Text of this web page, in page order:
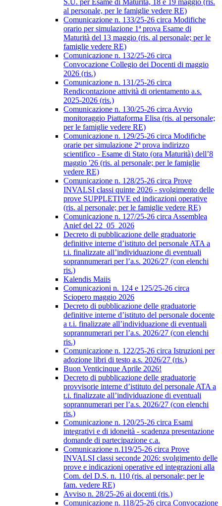
S.U. per Esame di Maturità, 18 e 19 maggio (ris.
al personale, per le famiglie vedere RE)
Comunicazione n. 133/25-26 circa Modifiche
orario per simulazione 1ª prova Esame di
Maturità del 13 maggio (ris. al personale; per le
famiglie vedere RE)
Comunicazione n. 132/25-26 circa
Convocazione Collegio dei Docenti di maggio
2026 (ris.)
Comunicazione n. 131/25-26 circa
Rendicontazione attività di orientamento a.s.
2025-2026 (ris.)
Comunicazione n. 130/25-26 circa Avvio
monitoraggio Piattaforma Elisa (ris. al personale;
per le famiglie vedere RE)
Comunicazione n. 129/25-26 circa Modifiche
orarie per simulazione 2ª prova indirizzo
scientifico - Esame di Stato (ora Maturità) dell’8
maggio '26 (ris. al personale; per le famiglie
vedere RE)
Comunicazione n. 128/25-26 circa Prove
INVALSI classi quinte 2026 - svolgimento delle
prove SUPPLETIVE ed indicazioni operative
(ris. al personale; per le famiglie vedere RE)
Comunicazione n. 127/25-26 circa Assemblea
Anief del 22_05_2026
Decreto di pubblicazione delle graduatorie
definitive interne d’istituto del personale ATA a
t.i. finalizzate all’individuazione di eventuali
soprannumerari per l’a.s. 2026/27 (con elenchi
ris.)
Kalendis Maiis
Comunicazioni n. 124 e 125/25-26 circa
Sciopero maggio 2026
Decreto di pubblicazione delle graduatorie
definitive interne d’istituto del personale docente
a t.i. finalizzate all’individuazione di eventuali
soprannumerari per l’a.s. 2026/27 (con elenchi
ris.)
Comunicazione n. 122/25-26 circa Istruzioni per
adozione libri di testo a.s. 2026/27 (ris.)
Buon Venticinque Aprile 2026!
Decreto di pubblicazione delle graduatorie
provvisorie interne d’istituto del personale ATA a
t.i. finalizzate all’individuazione di eventuali
soprannumerari per l’a.s. 2026/27 (con elenchi
ris.)
Comunicazione n. 120/25-26 circa Esami
integrativi e di idoneità - scadenza presentazione
domande di partecipazione c.a.
Comunicazione n.119/25-26 circa Prove
INVALSI classi seconde 2026: svolgimento delle
prove e indicazioni operative ed integrazioni alla
Com. del D.S. n. 110 (ris. al personale; per le
fam. vedere RE)
Avviso n. 28/25-26 ai docenti (ris.)
Comunicazione n. 118/25-26 circa Convocazione